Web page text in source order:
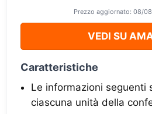
Prezzo aggiornato: 08/
VEDI SU
Caratteristiche
Le informazioni seguenti
ciascuna unità della